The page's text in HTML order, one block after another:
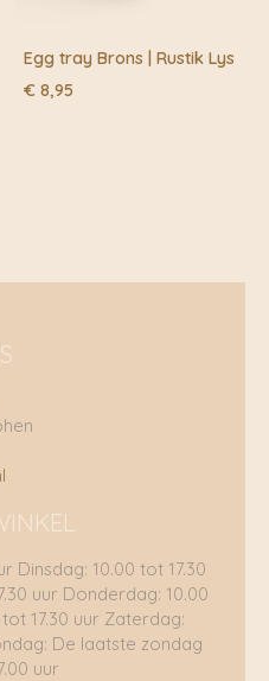
Egg tray Brons | Rustik Lys
€ 8,95
Dinsdag: 10.00 tot 17.30
uur Donderdag: 10.00
17.30 uur Zaterdag:
De laatste zondag
uur